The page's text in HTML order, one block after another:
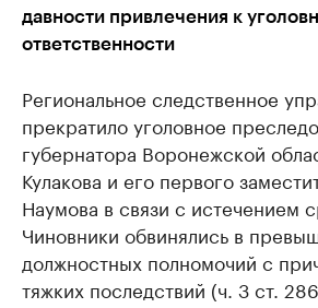
давности привлечения к
ответственности
Региональное следственное
прекратило уголовное
губернатора Воронежской
Кулакова и его первого
Наумова в связи с истечением
Чиновники обвинялись в
должностных полномочий с
тяжких последствий (ч. 3 ст.